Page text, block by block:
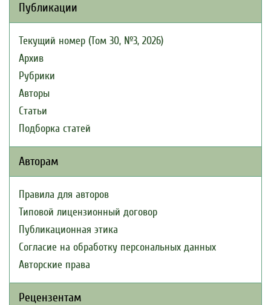
Публикации
Текущий номер (Том 30, №3, 2026)
Архив
Рубрики
Авторы
Статьи
Подборка статей
Авторам
Правила для авторов
Типовой лицензионный договор
Публикационная этика
Согласие на обработку персональных данных
Авторские права
Рецензентам